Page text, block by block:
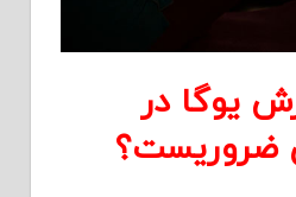
یوگا در
ضروریست؟